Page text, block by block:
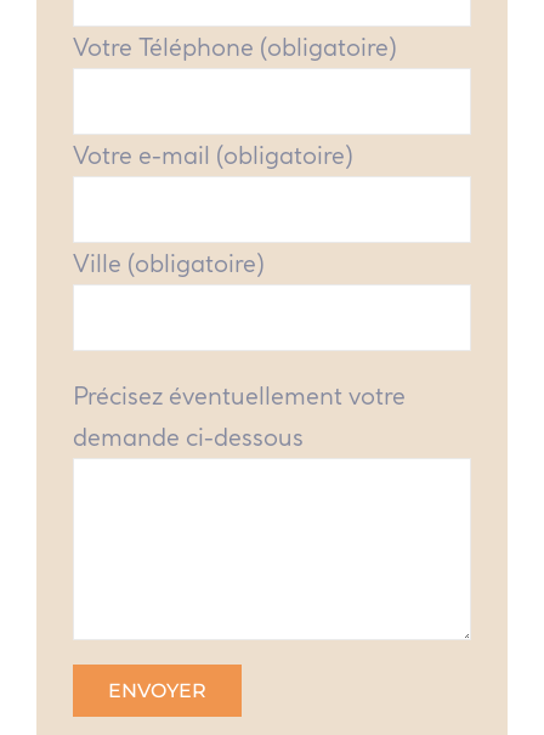
Votre Téléphone (obligatoire)
Votre e-mail (obligatoire)
Ville (obligatoire)
Précisez éventuellement votre
demande ci-dessous